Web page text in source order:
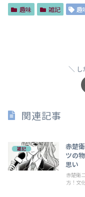
趣味 雑記 趣
関連記事
雑記
赤楚
ツの
思い
赤楚衛
方！文